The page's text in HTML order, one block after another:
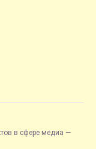
в сфере медиа —